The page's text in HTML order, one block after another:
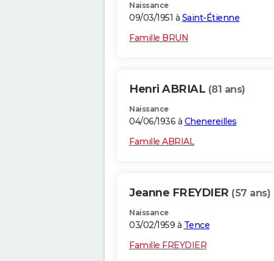
Naissance
09/03/1951 à Saint-Étienne
Famille BRUN
Henri ABRIAL (81 ans)
Naissance
04/06/1936 à Chenereilles
Famille ABRIAL
Jeanne FREYDIER (57 ans)
Naissance
03/02/1959 à Tence
Famille FREYDIER